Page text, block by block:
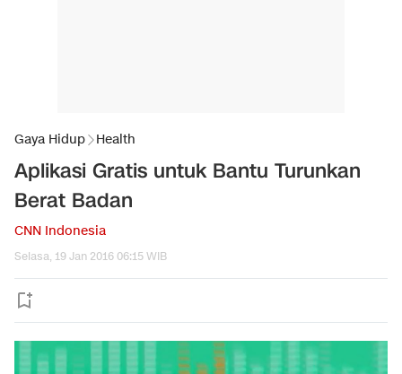
Gaya Hidup Health
Aplikasi Gratis untuk Bantu Turunkan
Berat Badan
CNN Indonesia
Selasa, 19 Jan 2016 06:15 WIB